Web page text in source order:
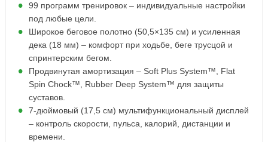
99 программ тренировок – индивидуальные настройки
под любые цели.
Широкое беговое полотно (50,5×135 см) и усиленная
дека (18 мм) – комфорт при ходьбе, беге трусцой и
спринтерским бегом.
Продвинутая амортизация – Soft Plus System™, Flat
Spin Chock™, Rubber Deep System™ для защиты
суставов.
7-дюймовый (17,5 см) мультифункциональный дисплей
– контроль скорости, пульса, калорий, дистанции и
времени.